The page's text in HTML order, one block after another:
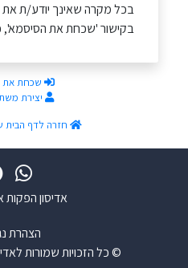
בכל מקרה שאינך יודע/ת
בקישור 'שכחת את הסיסמא',
שכחת את
יצירת
חזרה לדף הבית
אדיסון
הצהרת
© כל הזכויות שמורות